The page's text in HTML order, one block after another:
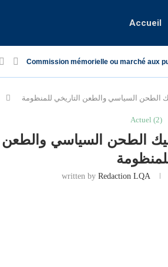
Accueil
Commission mémorielle ou marché aux
Actuel (2)
الطحن السياسي والطعن
written byRedaction LQA